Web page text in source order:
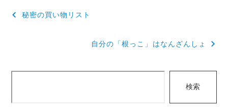
投
ー
秘密の買い物リスト
自分の「根っこ」はなんざんしょ
検索